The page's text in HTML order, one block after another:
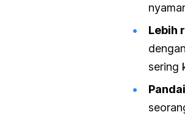
Lebih
sering